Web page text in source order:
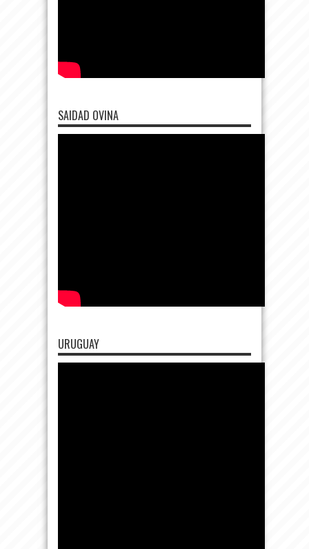
SAIDAD OVINA
URUGUAY